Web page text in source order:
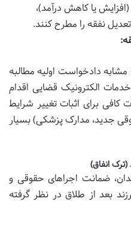
یا کاهش درآمد)،
نفقه را مطرح کنند.
دادخواست اولیه مطالبه
الکترونیک قضایی اقدام
کافی برای اثبات تغییر شرایط
جدید، مدارک پزشکی) بسیار
انفاق)
ضمانت اجراهای حقوقی و
بعد از طلاق در نظر گرفته